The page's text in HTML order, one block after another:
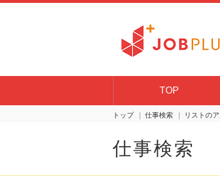
TOP
トップ 仕事検索 リスト
仕事検索